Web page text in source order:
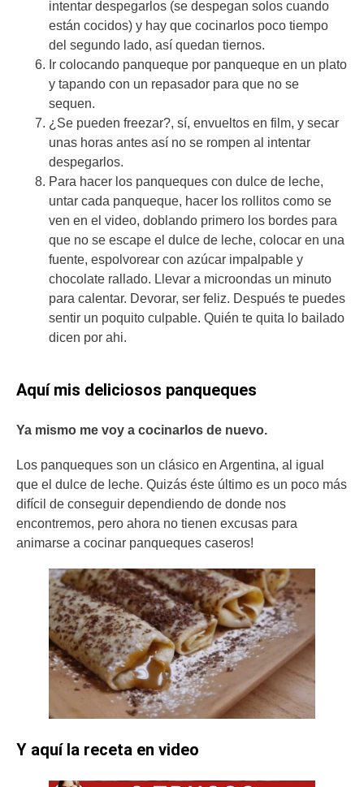
intentar despegarlos (se despegan solos cuando
están cocidos) y hay que cocinarlos poco tiempo
del segundo lado, así quedan tiernos.
Ir colocando panqueque por panqueque en un plato
y tapando con un repasador para que no se
sequen.
¿Se pueden freezar?, sí, envueltos en film, y secar
unas horas antes así no se rompen al intentar
despegarlos.
Para hacer los panqueques con dulce de leche,
untar cada panqueque, hacer los rollitos como se
ven en el video, doblando primero los bordes para
que no se escape el dulce de leche, colocar en una
fuente, espolvorear con azúcar impalpable y
chocolate rallado. Llevar a microondas un minuto
para calentar. Devorar, ser feliz. Después te puedes
sentir un poquito culpable. Quién te quita lo bailado
dicen por ahi.
Aquí mis deliciosos panqueques
Ya mismo me voy a cocinarlos de nuevo.
Los panqueques son un clásico en Argentina, al igual
que el dulce de leche. Quizás éste último es un poco más
difícil de conseguir dependiendo de donde nos
encontremos, pero ahora no tienen excusas para
animarse a cocinar panqueques caseros!
Y aquí la receta en video